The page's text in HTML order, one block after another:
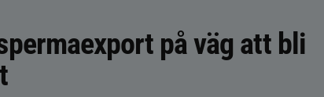
på väg att bli